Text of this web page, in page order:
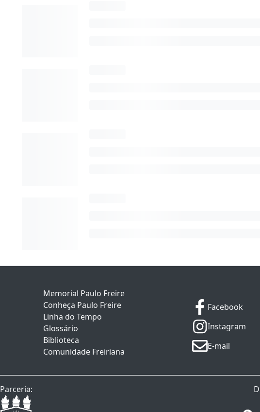
Memorial Paulo Freire
Conheça Paulo Freire
Linha do Tempo
Glossário
Biblioteca
Comunidade Freiriana
Facebook
Instagram
E-mail
Parceria: